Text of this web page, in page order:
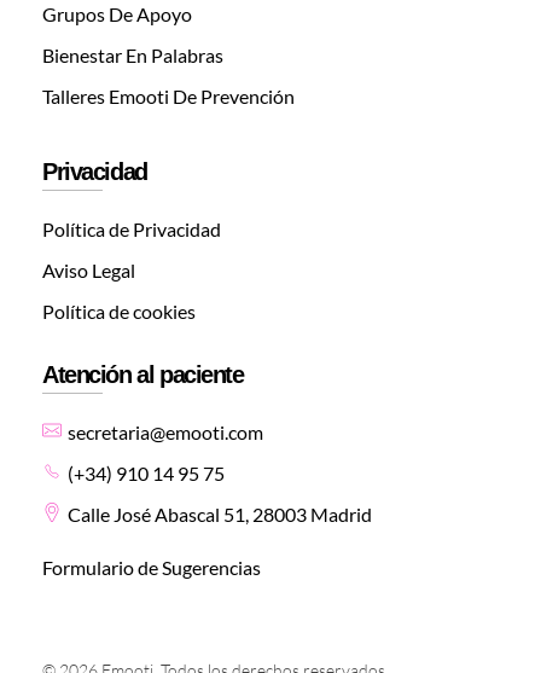
Grupos De Apoyo
Bienestar En Palabras
Talleres Emooti De Prevención
Privacidad
Política de Privacidad
Aviso Legal
Política de cookies
Atención al paciente
secretaria@emooti.com
(+34) 910 14 95 75
Calle José Abascal 51, 28003 Madrid
Formulario de Sugerencias